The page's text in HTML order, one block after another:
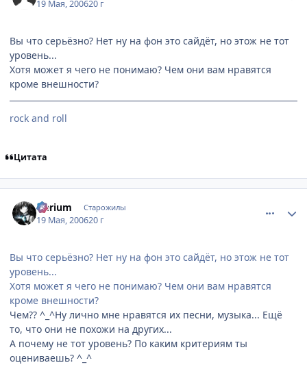
19 Мая, 200620 г
Вы что серьёзно? Нет ну на фон это сайдёт, но этож не тот
уровень...
Хотя может я чего не понимаю? Чем они вам нравятся
кроме внешности?
rock and roll
Цитата
Nerium Старожилы
19 Мая, 200620 г
Вы что серьёзно? Нет ну на фон это сайдёт, но этож не тот
уровень...
Хотя может я чего не понимаю? Чем они вам нравятся
кроме внешности?
Чем?? ^_^Ну лично мне нравятся их песни, музыка... Ещё
то, что они не похожи на других...
А почему не тот уровень? По каким критериям ты
оцениваешь? ^_^